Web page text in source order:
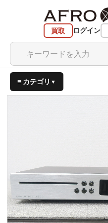
買取 ログイン
≡ カテゴリ ▼